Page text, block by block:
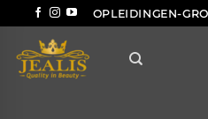
naar
inhoud
OPLEIDINGEN-